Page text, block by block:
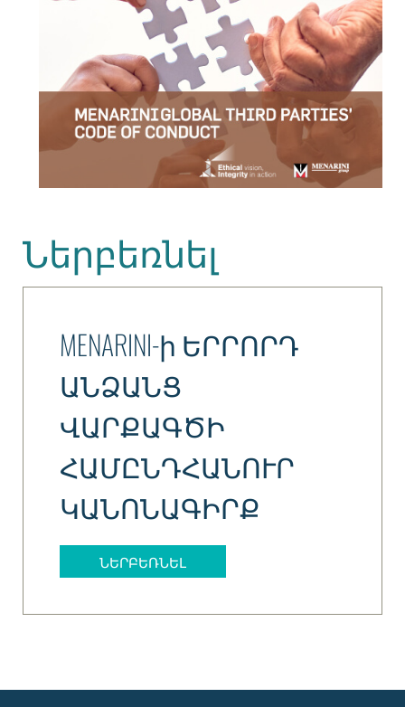
Ներբեռնել
MENARINI-ի ԵՐՐՈՐԴ
ԱՆՁԱՆՑ
ՎԱՐՔԱԳԾԻ
ՀԱՄԸՆԴՀԱՆՈՒՐ
ԿԱՆՈՆԱԳԻՐՔ
ՆԵՐԲԵՌՆԵԼ